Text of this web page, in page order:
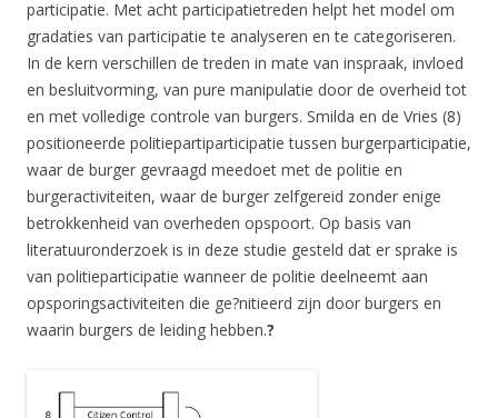
participatie. Met acht participatietreden helpt het model om
gradaties van participatie te analyseren en te categoriseren.
In de kern verschillen de treden in mate van inspraak, invloed
en besluitvorming, van pure manipulatie door de overheid tot
en met volledige controle van burgers. Smilda en de Vries (8)
positioneerde politiepartiparticipatie tussen burgerparticipatie,
waar de burger gevraagd meedoet met de politie en
burgeractiviteiten, waar de burger zelfgereid zonder enige
betrokkenheid van overheden opspoort. Op basis van
literatuuronderzoek is in deze studie gesteld dat er sprake is
van politieparticipatie wanneer de politie deelneemt aan
opsporingsactiviteiten die ge?nitieerd zijn door burgers en
waarin burgers de leiding hebben.?